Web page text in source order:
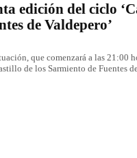
edición del ciclo
de Valdepero’
que comenzará a las 21:00
de los Sarmiento de Fuentes